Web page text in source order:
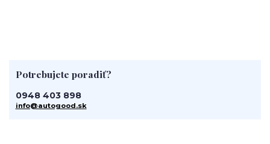
Potrebujete poradiť?
0948 403 898
info@autogood.sk